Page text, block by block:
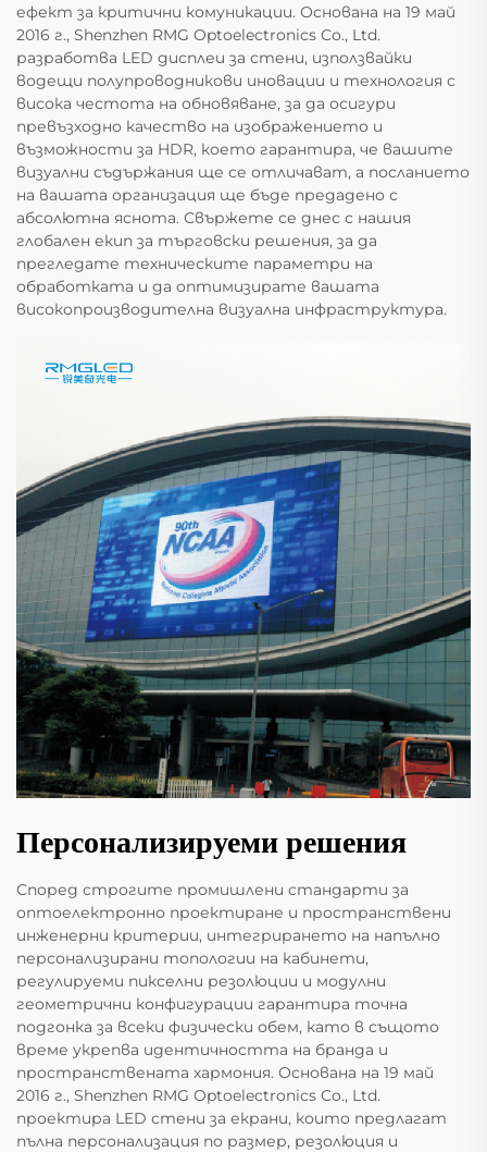
ефект за критични комуникации. Основана на 19 май
2016 г., Shenzhen RMG Optoelectronics Co., Ltd.
разработва LED дисплеи за стени, използвайки
водещи полупроводникови иновации и технология с
висока честота на обновяване, за да осигури
превъзходно качество на изображението и
възможности за HDR, което гарантира, че вашите
визуални съдържания ще се отличават, а посланието
на вашата организация ще бъде предадено с
абсолютна яснота. Свържете се днес с нашия
глобален екип за търговски решения, за да
прегледате техническите параметри на
обработката и да оптимизирате вашата
високопроизводителна визуална инфраструктура.
Персонализируеми решения
Според строгите промишлени стандарти за
оптоелектронно проектиране и пространствени
инженерни критерии, интегрирането на напълно
персонализирани топологии на кабинети,
регулируеми пикселни резолюции и модулни
геометрични конфигурации гарантира точна
подгонка за всеки физически обем, като в същото
време укрепва идентичността на бранда и
пространствената хармония. Основана на 19 май
2016 г., Shenzhen RMG Optoelectronics Co., Ltd.
проектира LED стени за екрани, които предлагат
пълна персонализация по размер, резолюция и